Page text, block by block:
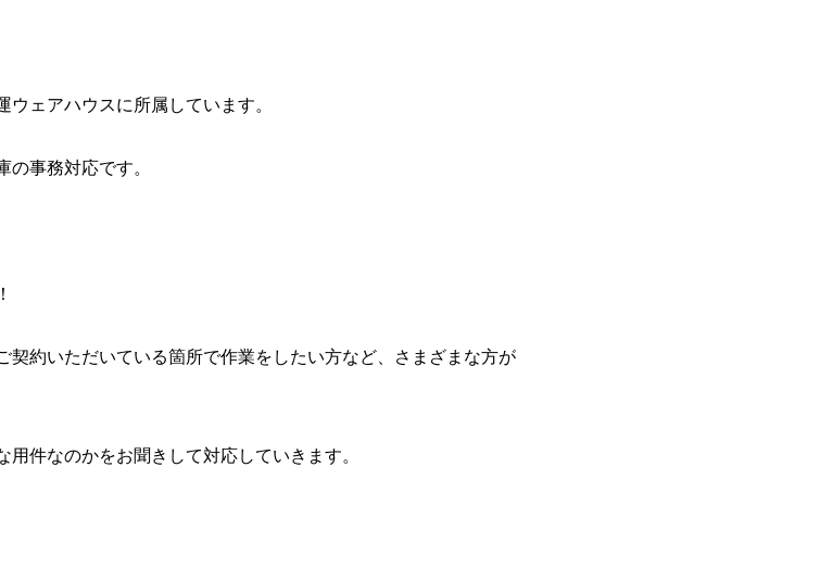
ェアハウスに所属しています。
事務対応です。
契約いただいている箇所で作業をしたい方など、さまざまな方が
件なのかをお聞きして対応していきます。